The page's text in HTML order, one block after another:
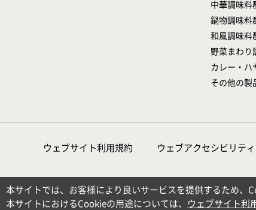
中華調味料
鍋物調味料
和風調味料
野菜まわり
カレー・ハ
その他の製
ウェブサイト利用規約 ウェブアクセシビリテ
本サイトでは、お客様により良いサービスを提供するため、
本サイトにおけるCookieの用途については、
ウェブサイト利